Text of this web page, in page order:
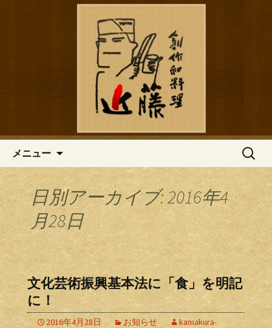
鎌倉の創作和食「近藤」のブロ
鎌倉の創作和食「近藤」のブログ
メニュー
検
日別アーカイブ: 2016年4
月28日
文化芸術振興基本法に「食」を明記
に！
2016年4月28日 お知らせ
kamakura-